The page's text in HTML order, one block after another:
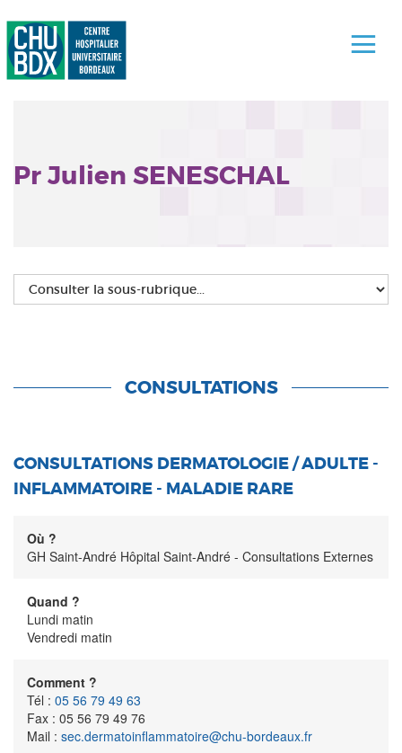
Pr Julien SENESCHAL
CONSULTATIONS
CONSULTATIONS DERMATOLOGIE / ADULTE -
INFLAMMATOIRE - MALADIE RARE
Où ?
GH Saint-André Hôpital Saint-André - Consultations Externes
Quand ?
Lundi matin
Vendredi matin
Comment ?
Tél : 05 56 79 49 63
Fax : 05 56 79 49 76
Mail : sec.dermatoinflammatoire@chu-bordeaux.fr